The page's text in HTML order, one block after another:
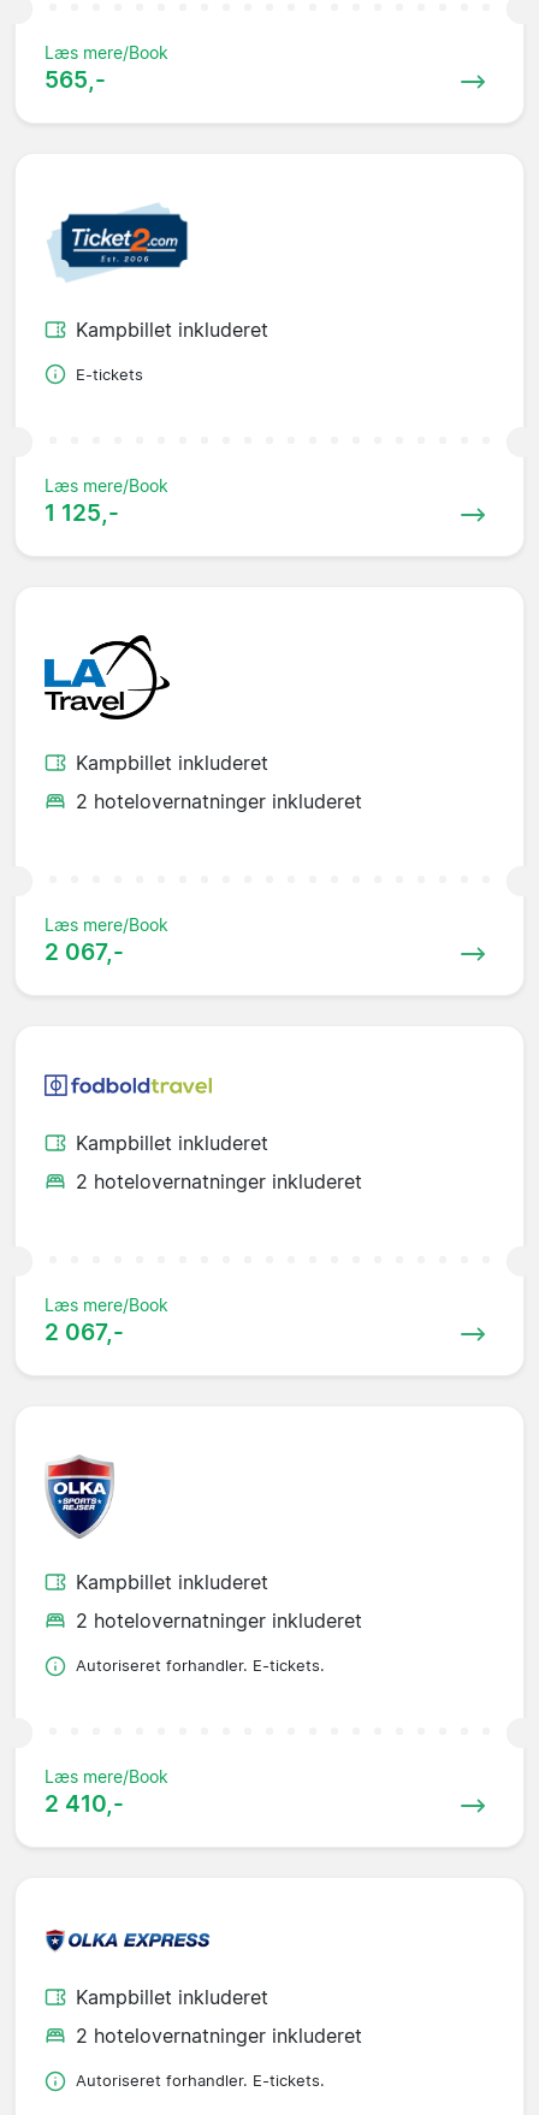
Læs mere/Book
565,-
Kampbillet inkluderet
E-tickets
Læs mere/Book
1 125,-
Kampbillet inkluderet
2 hotelovernatninger inkluderet
Læs mere/Book
2 067,-
Kampbillet inkluderet
2 hotelovernatninger inkluderet
Læs mere/Book
2 067,-
Kampbillet inkluderet
2 hotelovernatninger inkluderet
Autoriseret forhandler. E-tickets.
Læs mere/Book
2 410,-
Kampbillet inkluderet
2 hotelovernatninger inkluderet
Autoriseret forhandler. E-tickets.